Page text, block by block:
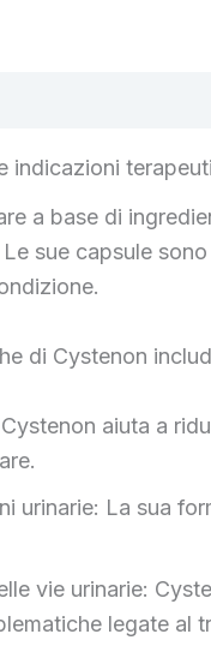
indicazioni
a base di
sue capsule
di Cystenon
aiuta a
urinarie: La sua
vie urinarie:
legate al